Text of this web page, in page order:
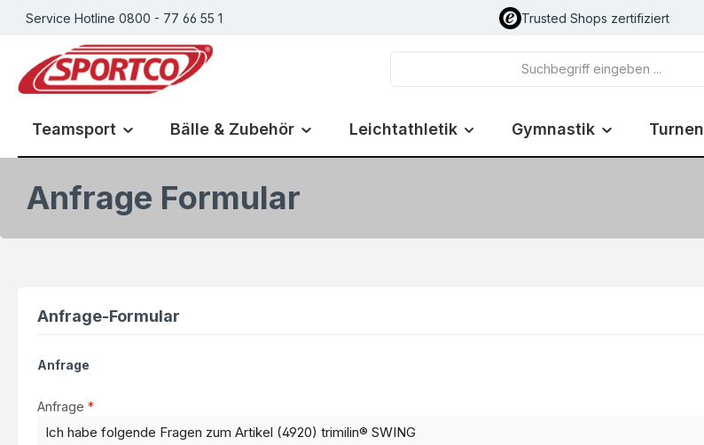
Hauptinhalt springen
Zur Suche springen
Zur Hauptnavigation springen
Service Hotline 0800 - 77 66 55 1 Trusted Shops zertifiziert
Teamsport Bälle & Zubehör Leichtathletik Gymnastik Turnen
Anfrage Formular
Anfrage-Formular
Anfrage
Anfrage *